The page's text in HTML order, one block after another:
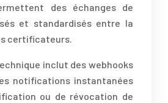
des échanges de
et standardisés entre la
certificateurs.
inclut des webhooks
notifications instantanées
ou de révocation de